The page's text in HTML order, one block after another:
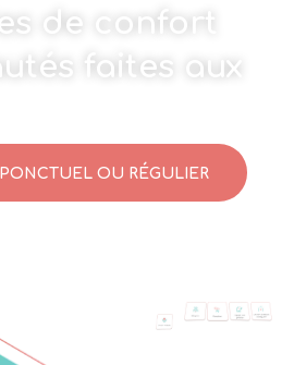
de confort
faites aux
OU RÉGULIER